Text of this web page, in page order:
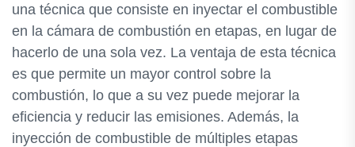
una técnica que consiste en inyectar el combustible
en la cámara de combustión en etapas, en lugar de
hacerlo de una sola vez. La ventaja de esta técnica
es que permite un mayor control sobre la
combustión, lo que a su vez puede mejorar la
eficiencia y reducir las emisiones. Además, la
inyección de combustible de múltiples etapas